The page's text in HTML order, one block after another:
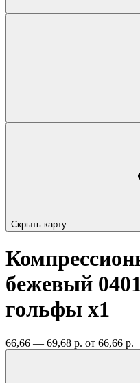
Скрыть карту
бежевый
гольфы x1
66,66 — 69,68 р. от 66,66 р.